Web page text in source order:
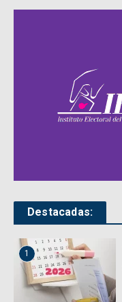
Destacadas:
1